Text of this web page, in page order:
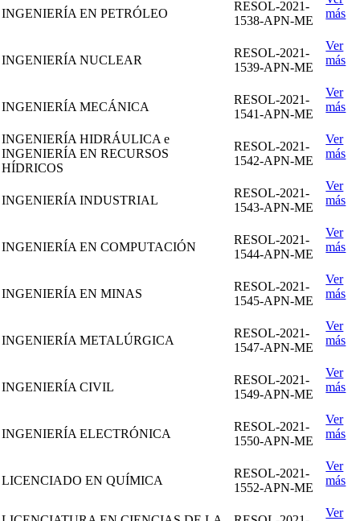
INGENIERÍA EN PETRÓLEO
RESOL-2021-
1538-APN-ME
más
INGENIERÍA NUCLEAR
RESOL-2021-
1539-APN-ME
Ver
más
INGENIERÍA MECÁNICA
RESOL-2021-
1541-APN-ME
Ver
más
INGENIERÍA HIDRÁULICA e
INGENIERÍA EN RECURSOS
HÍDRICOS
RESOL-2021-
1542-APN-ME
Ver
más
INGENIERÍA INDUSTRIAL
RESOL-2021-
1543-APN-ME
Ver
más
INGENIERÍA EN COMPUTACIÓN
RESOL-2021-
1544-APN-ME
Ver
más
INGENIERÍA EN MINAS
RESOL-2021-
1545-APN-ME
Ver
más
INGENIERÍA METALÚRGICA
RESOL-2021-
1547-APN-ME
Ver
más
INGENIERÍA CIVIL
RESOL-2021-
1549-APN-ME
Ver
más
INGENIERÍA ELECTRÓNICA
RESOL-2021-
1550-APN-ME
Ver
más
LICENCIADO EN QUÍMICA
RESOL-2021-
1552-APN-ME
Ver
más
Ver